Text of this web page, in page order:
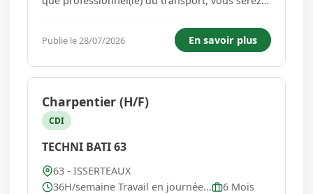
respecter les délais et de garantir l'intégrité des
chargements. Vous intégrerez une équipe
dynamique et...
Publie le 28/07/2026 En savoir plus
Charpentier (H/F)
CDI
TECHNI BATI 63
63 - ISSERTEAUX
36H/semaine Travail en journée...
6 Mois